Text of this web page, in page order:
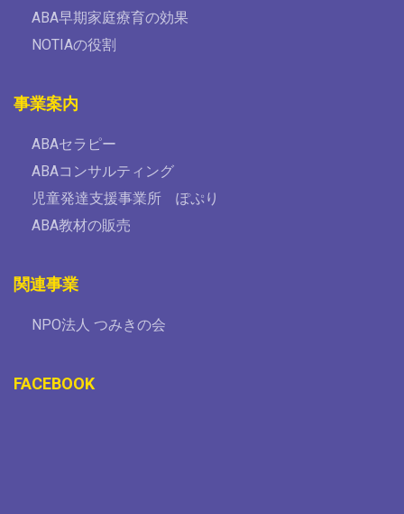
ABA早期家庭療育の効果
NOTIAの役割
事業案内
ABAセラピー
ABAコンサルティング
児童発達支援事業所 ぽぷり
ABA教材の販売
関連事業
NPO法人 つみきの会
FACEBOOK